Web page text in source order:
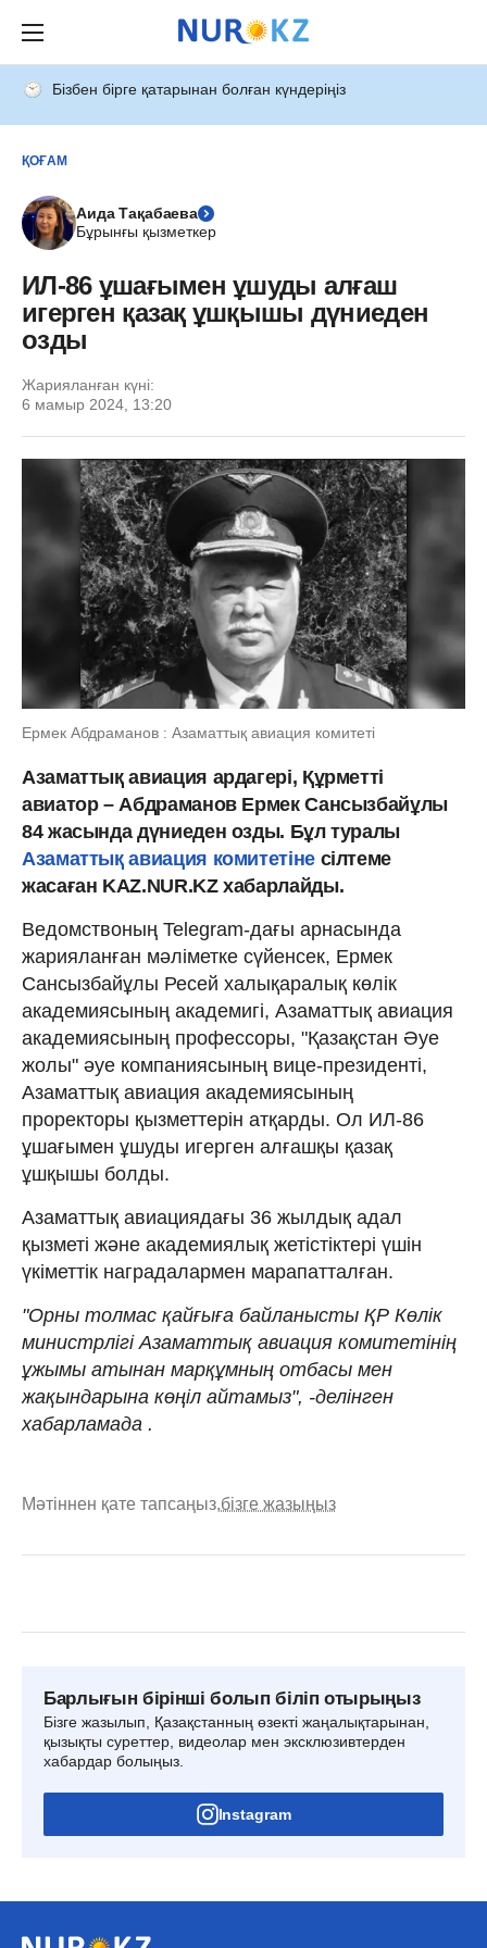
Бізбен бірге қатарынан болған күндеріңіз
ҚОҒАМ
Аида Тақабаева
Бұрынғы қызметкер
ИЛ-86 ұшағымен ұшуды алғаш
игерген қазақ ұшқышы дүниеден
озды
Жарияланған күні:
6 мамыр 2024, 13:20
Ермек Абдраманов : Азаматтық авиация комитеті
Азаматтық авиация ардагері, Құрметті
авиатор – Абдраманов Ермек Сансызбайұлы
84 жасында дүниеден озды. Бұл туралы
Азаматтық авиация комитетінесілтеме
жасаған KAZ.NUR.KZ хабарлайды.
Ведомствоның Telegram-дағы арнасында
жарияланған мәліметке сүйенсек, Ермек
Сансызбайұлы Ресей халықаралық көлік
академиясының академигі, Азаматтық авиация
академиясының профессоры, "Қазақстан Әуе
жолы" әуе компаниясының вице-президенті,
Азаматтық авиация академиясының
проректоры қызметтерін атқарды. Ол ИЛ-86
ұшағымен ұшуды игерген алғашқы қазақ
ұшқышы болды.
Азаматтық авиациядағы 36 жылдық адал
қызметі және академиялық жетістіктері үшін
үкіметтік наградалармен марапатталған.
"Орны толмас қайғыға байланысты ҚР Көлік
министрлігі Азаматтық авиация комитетінің
ұжымы атынан марқұмның отбасы мен
жақындарына көңіл айтамыз", -делінген
хабарламада .
Мәтіннен қате тапсаңыз,бізге жазыңыз
Барлығын бірінші болып біліп отырыңыз
Бізге жазылып, Қазақстанның өзекті жаңалықтарынан,
қызықты суреттер, видеолар мен эксклюзивтерден
хабардар болыңыз.
Instagram